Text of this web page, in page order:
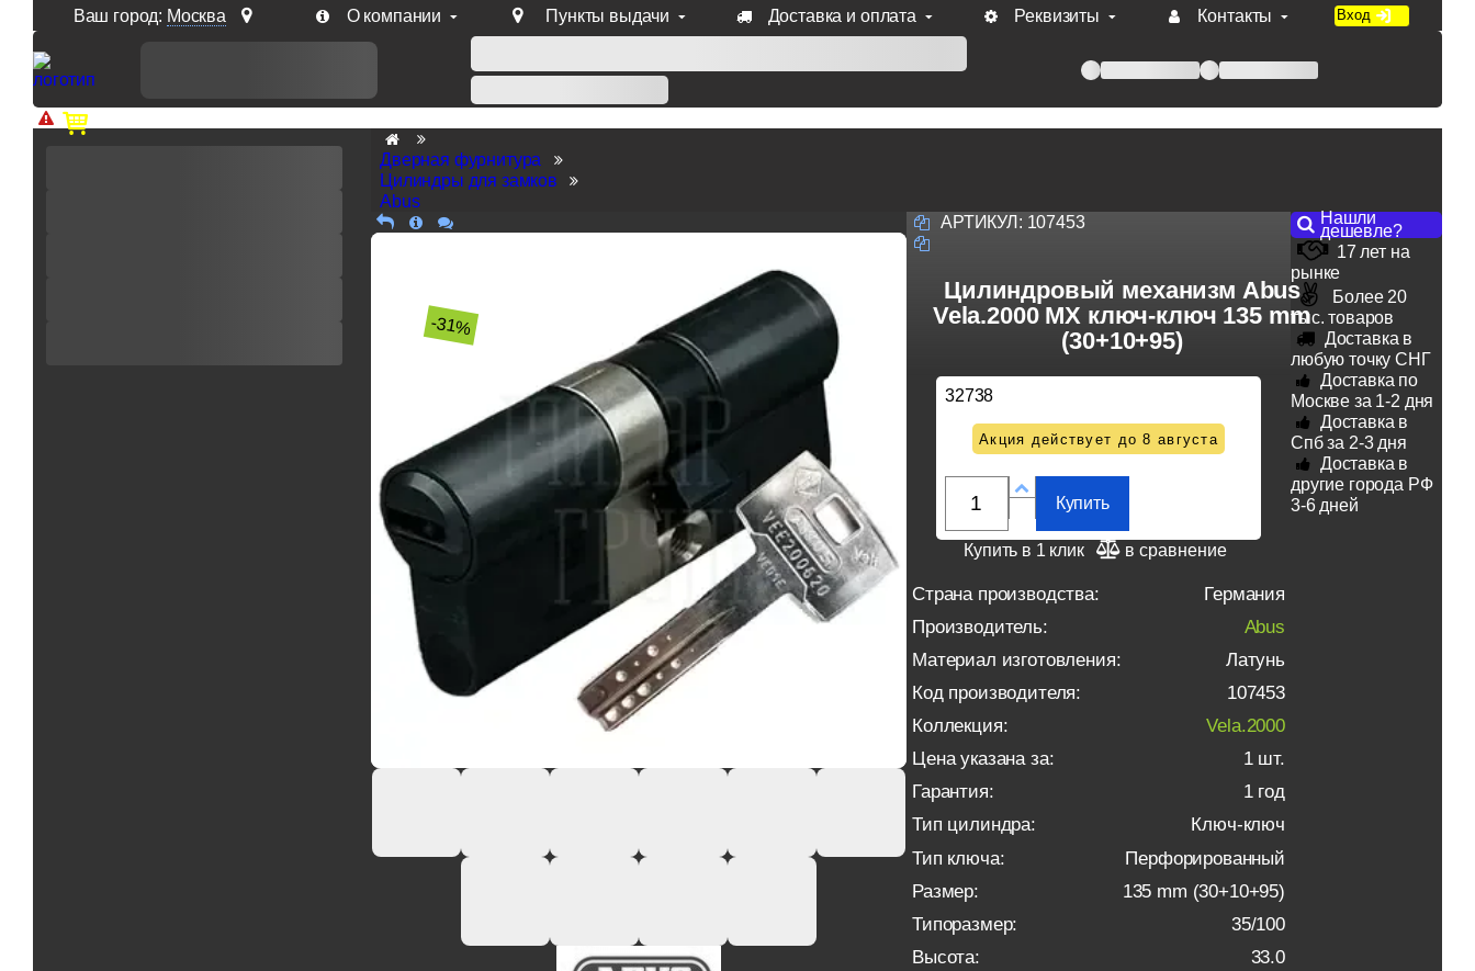
Ваш город: Москва О компании Пункты выдачи Доставка и оплата Реквизиты Контакты Вход
Доп. скидка от цен на сайте 7% при заказе от 50 тыс. руб продукции Venezia, Fratelli, Tupai, Extreza, Melodia, Forme при оплате по счету.
Дверная фурнитура
Цилиндры для замков
Abus
-31%
АРТИКУЛ: 107453
Цилиндровый механизм Abus
Vela.2000 MX ключ-ключ 135 mm
(30+10+95)
32738
Акция действует до 8 августа
Купить
Купить в 1 клик в сравнение
Страна производства:
Германия
Производитель:
Abus
Материал изготовления:
Латунь
Код производителя:
107453
Коллекция:
Vela.2000
Цена указана за:
1 шт.
Гарантия:
1 год
Тип цилиндра:
Ключ-ключ
Тип ключа:
Перфорированный
Размер:
135 mm (30+10+95)
Типоразмер:
35/100
Высота:
33.0
Нашли
дешевле?
17 лет на
рынке
Более 20
тыс. товаров
Доставка в
любую точку СНГ
Доставка по
Москве за 1-2 дня
Доставка в
Спб за 2-3 дня
Доставка в
другие города РФ
3-6 дней